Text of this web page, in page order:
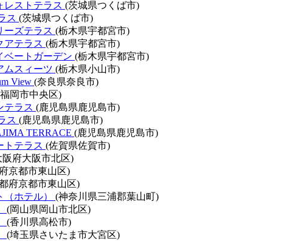
レストテラス (茨城県つくば市)
ス (茨城県つくば市)
ーズテラス (栃木県宇都宮市)
アテラス (栃木県宇都宮市)
ベートガーデン (栃木県宇都宮市)
ムスィーツ (栃木県小山市)
View (奈良県奈良市)
岡市中央区)
テラス (鹿児島県鹿児島市)
ス (鹿児島県鹿児島市)
TERRACE (鹿児島県鹿児島市)
トテラス (佐賀県佐賀市)
阪府大阪市北区)
京都市東山区)
府京都市東山区)
ホテル） (神奈川県三浦郡葉山町)
(岡山県岡山市北区)
(香川県高松市)
(埼玉県さいたま市大宮区)